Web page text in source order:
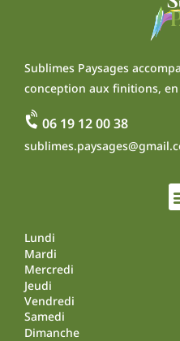
Sublimes Paysages
conception aux finitions,
06 19 12 00 38
Lundi
Mardi
Mercredi
Jeudi
Vendredi
Samedi
Dimanche